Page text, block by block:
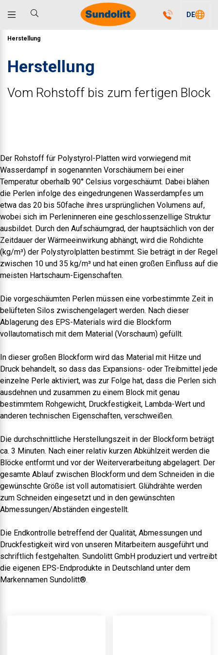
DE
Herstellung
Herstellung
Vom Rohstoff bis zum fertigen Block
Der Rohstoff für Polystyrol-Platten wird vorwiegend mit
Wasserdampf in sogenannten Vorschäumern bei einer
Temperatur oberhalb 90° Celsius vorgeschäumt. Dabei blähen
die Perlen infolge des eingedrungenen Wasserdampfes um
etwa das 20 bis 50fache ihres ursprünglichen Volumens auf,
wobei sich im Perleninneren eine geschlossenzellige Struktur
ausbildet. Durch den Aufschäumgrad, der hauptsächlich von der
Zeitdauer der Wärmeeinwirkung abhängt, wird die Rohdichte
(kg/m³) der Polystyrolplatten bestimmt. Sie beträgt in der Regel
zwischen 10 und 35 kg/m³ und hat einen großen Einfluss auf die
meisten Hartschaum-Eigenschaften.
Die vorgeschäumten Perlen müssen eine vorbestimmte Zeit in
belüfteten Silos zwischengelagert werden. Nach dieser
Ablagerung des EPS-Materials wird die Blockform
vollautomatisch mit dem Material (Vorschaum) gefüllt.
In dieser großen Blockform wird das Material mit Hitze und
Druck behandelt, so dass das Expansions- oder Treibmittel jede
einzelne Perle aktiviert, was zur Folge hat, dass die Perlen sich
ausdehnen und zusammen zu einem Block mit genau
bestimmtem Rohgewicht, Druckfestigkeit, Lambda-Wert und
anderen technischen Eigenschaften, verschweißen.
Die durchschnittliche Herstellungszeit in der Blockform beträgt
ca. 3 Minuten. Nach einer relativ kurzen Abkühlzeit werden die
Blöcke entformt und vor der Weiterverarbeitung abgelagert. Der
gesamte Ablauf zwischen Blockform und dem Schneiden in die
gewünschte Größe ist voll automatisiert. Glühdrähte werden
zum Schneiden eingesetzt und in den gewünschten
Abmessungen/Abständen eingestellt.
Die Endkontrolle betreffend der Qualität, Abmessungen und
Druckfestigkeit wird von unseren Mitarbeitern ausgeführt und
schriftlich festgehalten. Sundolitt GmbH produziert und vertreibt
die eigenen EPS-Endprodukte in Deutschland unter dem
Markennamen Sundolitt®.